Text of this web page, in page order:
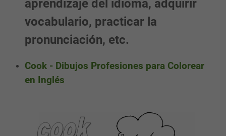
aprendizaje del idioma, adquirir
vocabulario, practicar la
pronunciación, etc.
Cook - Dibujos Profesiones para Colorear
en Inglés